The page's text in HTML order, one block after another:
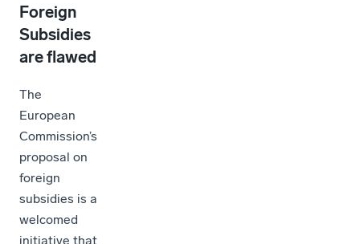
Foreign
Subsidies
are flawed
The
European
Commission’s
proposal on
foreign
subsidies is a
welcomed
initiative that